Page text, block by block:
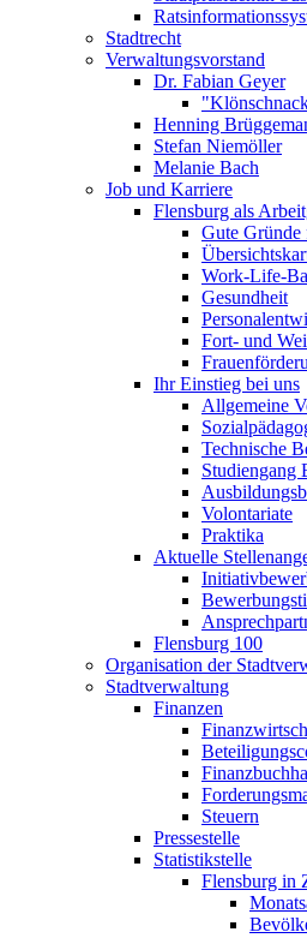
Stadtrecht
Verwaltungsvorstand
Dr. Fabian Geyer
Henning
Stefan Niemöller
Melanie Bach
Job und Karriere
Flensburg als
Gute Gründe
Work-Life-
Gesundheit
Fort- und
Ihr Einstieg bei uns
Allgemeine
Technische
Studiengang
Volontariate
Praktika
Aktuelle
Flensburg 100
Organisation der
Stadtverwaltung
Finanzen
Steuern
Pressestelle
Statistikstelle
Flensburg in